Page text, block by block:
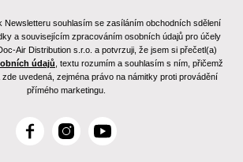
Newsletteru souhlasím se zasíláním obchodních sdělení
a souvisejícím zpracováním osobních údajů pro účely
Air Distribution s.r.o. a potvrzuji, že jsem si přečetl(a)
údajů , textu rozumím a souhlasím s ním, přičemž
uvedená, zejména právo na námitky proti provádění
přímého marketingu.
F
I
Y